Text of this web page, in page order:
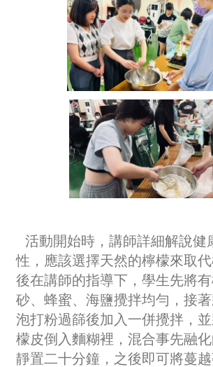
活動開始時，講師詳細解說健
性，應該選擇天然的檸檬來取
後在講師的指導下，學生先將
砂、蜂蜜、海鹽攪拌均勻，接
泡打粉過篩後加入一併攪拌，
檬皮倒入麵糊裡，混合事先融
靜置二十分鐘，之後即可將蔓